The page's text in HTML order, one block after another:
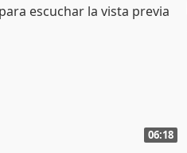
06:18